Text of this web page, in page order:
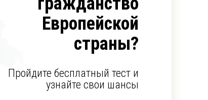
Европейской
страны?
Пройдите бесплатный тест и
узнайте свои шансы